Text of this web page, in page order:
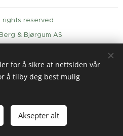
i handlekurven
rights reserved
& Bjørgum AS
Språk
Norsk
for å sikre at nettsiden vår
å tilby deg best mulig
Aksepter alt